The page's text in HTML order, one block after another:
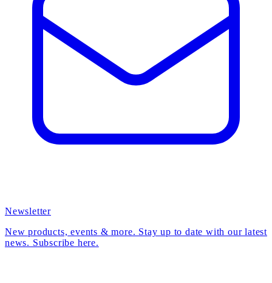
Newsletter
New products, events & more. Stay up to date with our latest
news. Subscribe here.